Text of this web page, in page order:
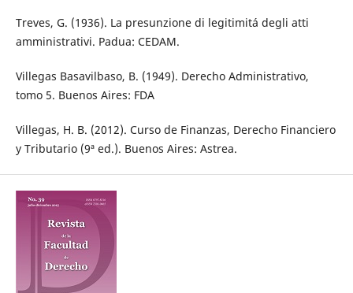
Treves, G. (1936). La presunzione di legitimitá degli atti
amministrativi. Padua: CEDAM.
Villegas Basavilbaso, B. (1949). Derecho Administrativo,
tomo 5. Buenos Aires: FDA
Villegas, H. B. (2012). Curso de Finanzas, Derecho Financiero
y Tributario (9ª ed.). Buenos Aires: Astrea.